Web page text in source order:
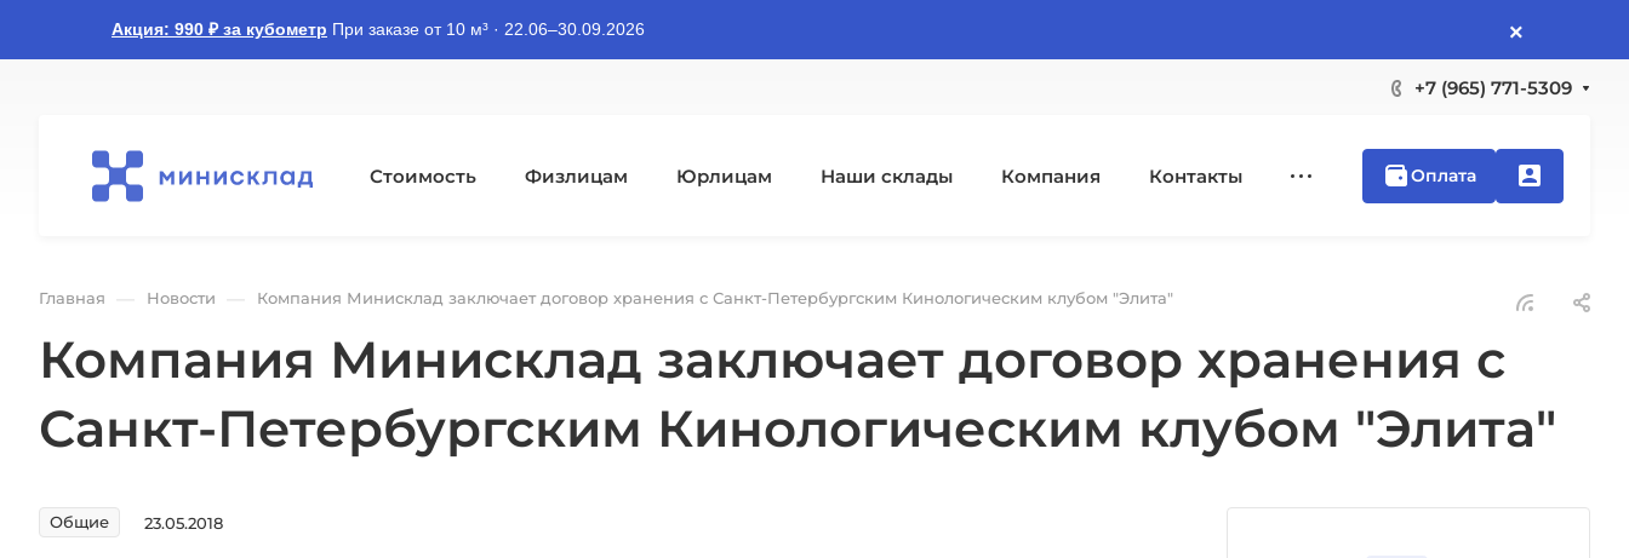
Акция: 990 ₽ за кубометр При заказе от 10 м³ · 22.06–30.09.2026 ×
+7 (965) 771-5309
Стоимость Физлицам Юрлицам Наши склады Компания Контакты Оплата
Главная Новости Компания Минисклад заключает договор хранения с Санкт-Петербургским Кинологическим клубом "Элита"
Компания Минисклад заключает договор хранения с
Санкт-Петербургским Кинологическим клубом "Элита"
Общие 23.05.2018